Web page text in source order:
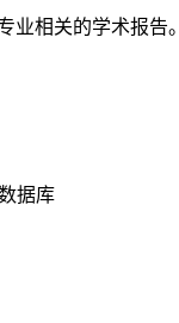
业相关的学术报告。
据库